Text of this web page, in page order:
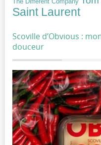
Saint Laurent
Scoville d’Obvious :
douceur